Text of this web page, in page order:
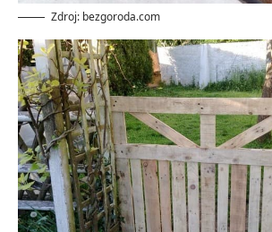
Zdroj: bezgoroda.com